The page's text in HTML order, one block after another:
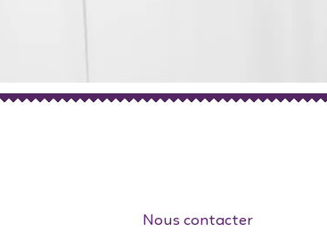
Nous contacter